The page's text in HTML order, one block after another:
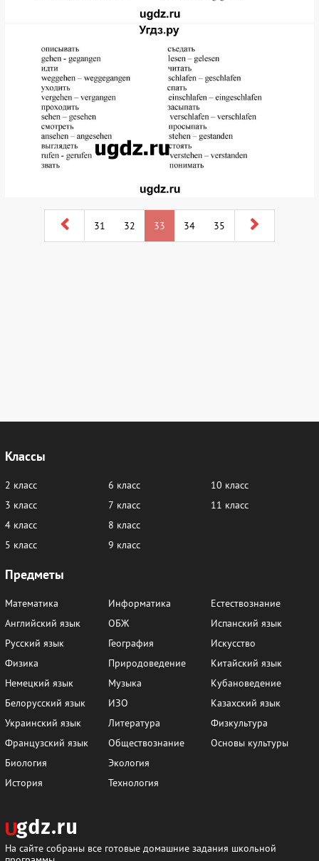
31 32 33 34 35
Классы
2 класс
3 класс
4 класс
5 класс
6 класс
7 класс
8 класс
9 класс
10 класс
11 класс
Предметы
Математика
Английский язык
Русский язык
Физика
Немецкий язык
Белорусский язык
Украинский язык
Французский язык
Биология
История
Информатика
ОБЖ
География
Природоведение
Музыка
ИЗО
Литература
Обществознание
Экология
Технология
Естествознание
Испанский язык
Искусство
Китайский язык
Кубановедение
Казахский язык
Физкультура
Основы культуры
На сайте собраны все готовые домашние задания школьной